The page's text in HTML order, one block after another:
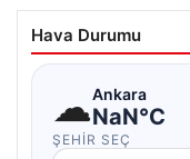
Hava Durumu
☁Ankara
NaN°C
ŞEHIR SEÇ